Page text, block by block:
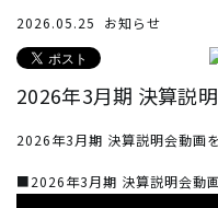
2026.05.25 お知らせ
2026年3月期 決算説
2026年3月期 決算説明会動画
■2026年3月期 決算説明会動